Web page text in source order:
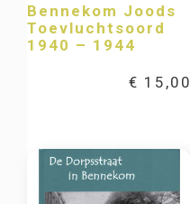
Bennekom Joods
Toevluchtsoord
1940 – 1944
€ 15,00